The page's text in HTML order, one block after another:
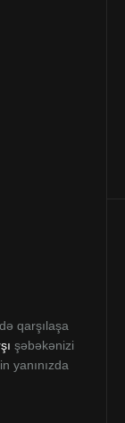
qarşılaşa
şəbəkənizi
yanınızda